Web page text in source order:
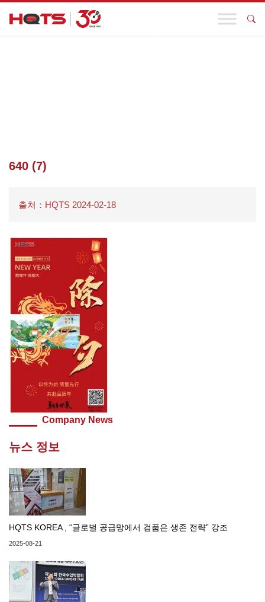
640 (7)
출처：HQTS 2024-02-18
Company News
뉴스 정보
HQTS KOREA , “글로벌 공급망에서 검품은 생존 전략” 강조
2025-08-21